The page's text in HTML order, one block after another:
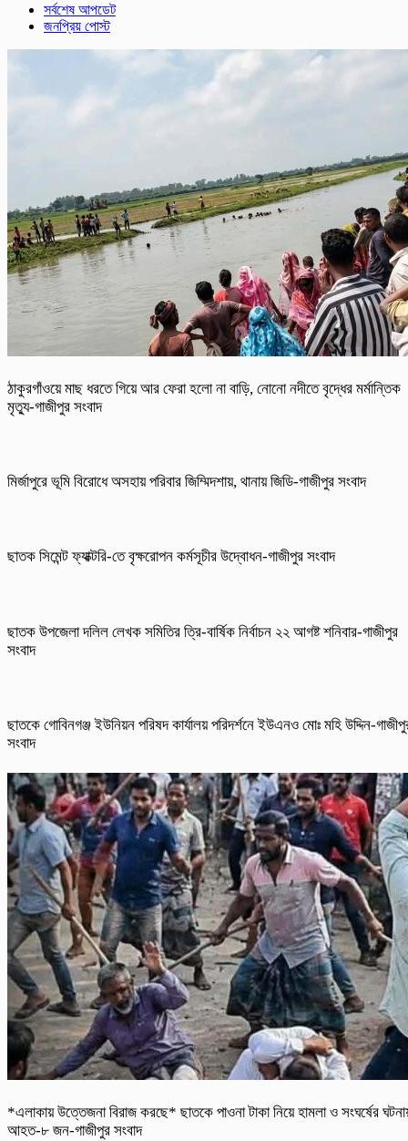
সর্বশেষ আপডেট
জনপ্রিয় পোস্ট
ঠাকুরগাঁওয়ে মাছ ধরতে গিয়ে আর ফেরা হলো না বাড়ি, নোনো নদীতে বৃদ্ধের মর্মান্তিক
মৃত্যু-গাজীপুর সংবাদ
মির্জাপুরে ভূমি বিরোধে অসহায় পরিবার জিম্মিদশায়, থানায় জিডি-গাজীপুর সংবাদ
ছাতক সিমেন্ট ফ্যাক্টরি-তে বৃক্ষরোপন কর্মসূচীর উদ্বোধন-গাজীপুর সংবাদ
ছাতক উপজেলা দলিল লেখক সমিতির ত্রি-বার্ষিক নির্বাচন ২২ আগষ্ট শনিবার-গাজীপুর
সংবাদ
ছাতকে গোবিনগঞ্জ ইউনিয়ন পরিষদ কার্যালয় পরিদর্শনে ইউএনও মোঃ মহি উদ্দিন-
সংবাদ
*এলাকায় উত্তেজনা বিরাজ করছে* ছাতকে পাওনা টাকা নিয়ে হামলা ও সংঘর্ষের
আহত-৮ জন-গাজীপুর সংবাদ